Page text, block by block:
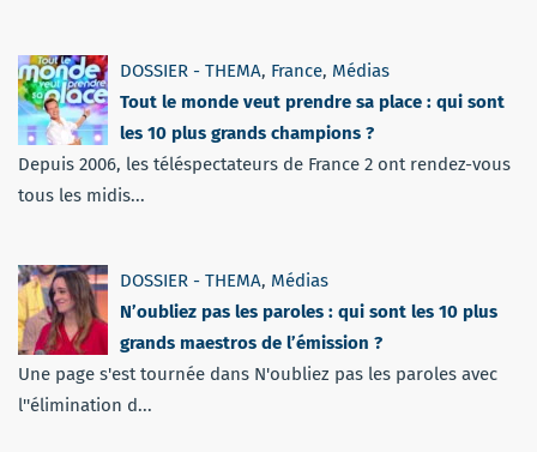
DOSSIER - THEMA, France, Médias
Tout le monde veut prendre sa place : qui sont
les 10 plus grands champions ?
Depuis 2006, les téléspectateurs de France 2 ont rendez-vous
tous les midis...
DOSSIER - THEMA, Médias
N’oubliez pas les paroles : qui sont les 10 plus
grands maestros de l’émission ?
Une page s'est tournée dans N'oubliez pas les paroles avec
l''élimination d...